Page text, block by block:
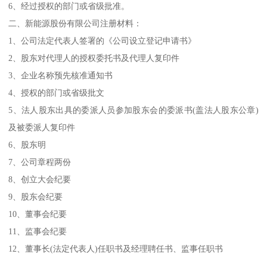
6、经过授权的部门或省级批准。
二、新能源股份有限公司注册材料：
1、公司法定代表人签署的《公司设立登记申请书》
2、股东对代理人的授权委托书及代理人复印件
3、企业名称预先核准通知书
4、授权的部门或省级批文
5、法人股东出具的委派人员参加股东会的委派书(盖法人股东公章)
及被委派人复印件
6、股东明
7、公司章程两份
8、创立大会纪要
9、股东会纪要
10、董事会纪要
11、监事会纪要
12、董事长(法定代表人)任职书及经理聘任书、监事任职书